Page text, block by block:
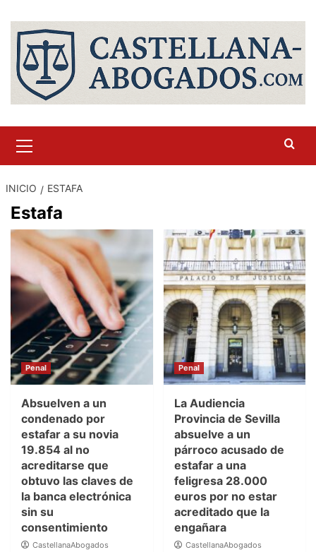
contenido
primario
INICIO ESTAFA
Estafa
Penal
Absuelven a un
condenado por
estafar a su novia
19.854 al no
acreditarse que
obtuvo las claves de
la banca electrónica
sin su
consentimiento
CastellanaAbogados
Penal
La Audiencia
Provincia de Sevilla
absuelve a un
párroco acusado de
estafar a una
feligresa 28.000
euros por no estar
acreditado que la
engañara
CastellanaAbogados